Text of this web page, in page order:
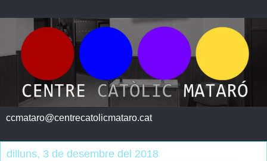
ccmataro@centrecatolicmataro.cat
dilluns, 3 de desembre del 2018